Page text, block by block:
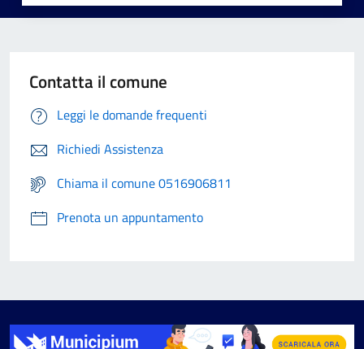
Contatta il comune
Leggi le domande frequenti
Richiedi Assistenza
Chiama il comune 0516906811
Prenota un appuntamento